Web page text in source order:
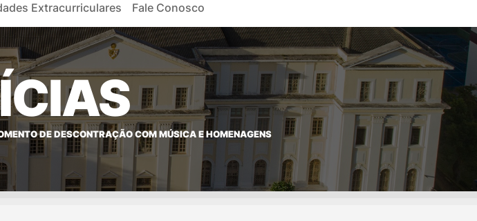
Extracurriculares Fale Conosco
DE DESCONTRAÇÃO COM MÚSICA E HOMENAGENS